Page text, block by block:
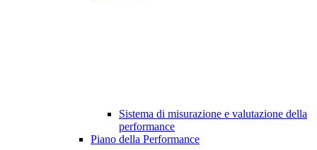
Sistema di misurazione e valutazione della
performance
Piano della Performance